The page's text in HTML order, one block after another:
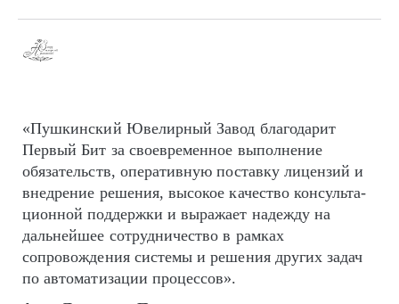
«Пушкинский Ювелирный Завод благодарит
Первый Бит за своевременное выполнение
обязательств, оперативную поставку лицензий и
внедрение решения, высокое качество кон­суль­та­
цион­ной поддержки и выражает надежду на
дальнейшее сотрудничество в рамках
сопровождения системы и решения других задач
по автоматизации процессов».